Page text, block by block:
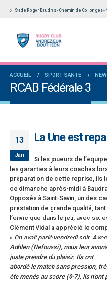
Stade Roger Baudras - Chemin de Collonges -
ACCUEIL SPORT SANTÉ
RCAB Fédérale 3
13
Jan
La Une est
Si les joueurs de
les garanties à leurs coaches
préparation de cette reprise, ils
ce dimanche après-midi à
Opposés à Saint-Savin, un des
prestation de grande qualité, tant
l’envie que dans le jeu, avec six
Clément Vidal a apprécié le
« On avait parlé vendredi soir. Avec
Adhlen (Nefoussi), nous leur
juste prendre du plaisir. Ils ont
abordé le match sans pression,
été menés au score (0-7), ils n’ont
en Fédérale 2 et Fédérale B: de
connaissances et un nouveau venu
2026